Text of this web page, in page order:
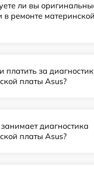
ли вы
в ремонте
платить за
платы Asus?
диагностика
платы Asus?